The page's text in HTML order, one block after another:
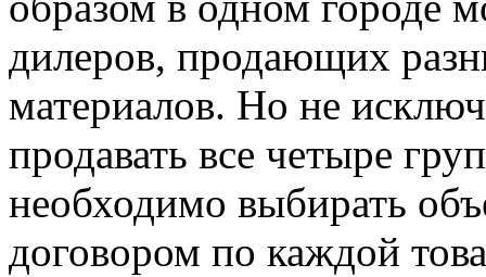
дилеров, продающих
материалов. Но не
продавать все четыре
необходимо выбирать
договором по каждой